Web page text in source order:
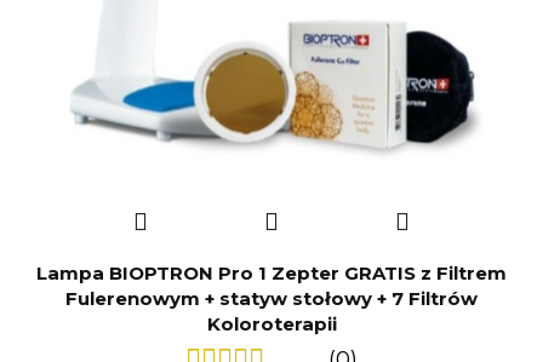
Lampa BIOPTRON Pro 1 Zepter GRATIS z Filtrem
Fulerenowym + statyw stołowy + 7 Filtrów
Koloroterapii